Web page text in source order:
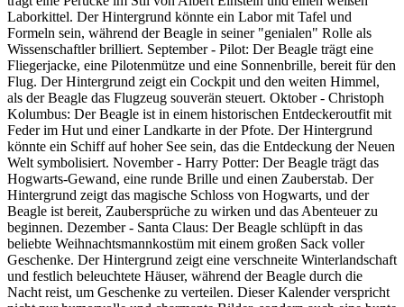
Laborkittel. Der Hintergrund könnte ein Labor mit Tafel und
Formeln sein, während der Beagle in seiner "genialen" Rolle als
Wissenschaftler brilliert. September - Pilot: Der Beagle trägt eine
Fliegerjacke, eine Pilotenmütze und eine Sonnenbrille, bereit für den
Flug. Der Hintergrund zeigt ein Cockpit und den weiten Himmel,
als der Beagle das Flugzeug souverän steuert. Oktober - Christoph
Kolumbus: Der Beagle ist in einem historischen Entdeckeroutfit mit
Feder im Hut und einer Landkarte in der Pfote. Der Hintergrund
könnte ein Schiff auf hoher See sein, das die Entdeckung der Neuen
Welt symbolisiert. November - Harry Potter: Der Beagle trägt das
Hogwarts-Gewand, eine runde Brille und einen Zauberstab. Der
Hintergrund zeigt das magische Schloss von Hogwarts, und der
Beagle ist bereit, Zaubersprüche zu wirken und das Abenteuer zu
beginnen. Dezember - Santa Claus: Der Beagle schlüpft in das
beliebte Weihnachtsmannkostüm mit einem großen Sack voller
Geschenke. Der Hintergrund zeigt eine verschneite Winterlandschaft
und festlich beleuchtete Häuser, während der Beagle durch die
Nacht reist, um Geschenke zu verteilen. Dieser Kalender verspricht